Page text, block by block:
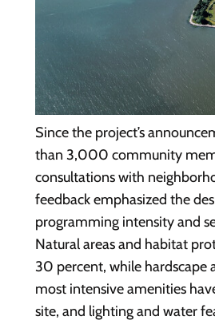
Since the project’s
than 3,000 community
consultations with
feedback emphasized the
programming intensity and
Natural areas and habitat
30 percent, while hardscape
most intensive amenities
site, and lighting and water